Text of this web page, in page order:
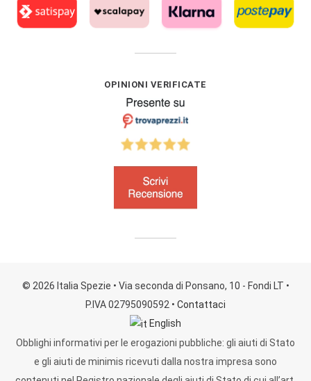
OPINIONI VERIFICATE
© 2026 Italia Spezie • Via seconda di Ponsano, 10 - Fondi LT •
P.IVA 02795090592 • Contattaci
English
Obblighi informativi per le erogazioni pubbliche: gli aiuti di Stato
e gli aiuti de minimis ricevuti dalla nostra impresa sono